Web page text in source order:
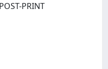
PRINT